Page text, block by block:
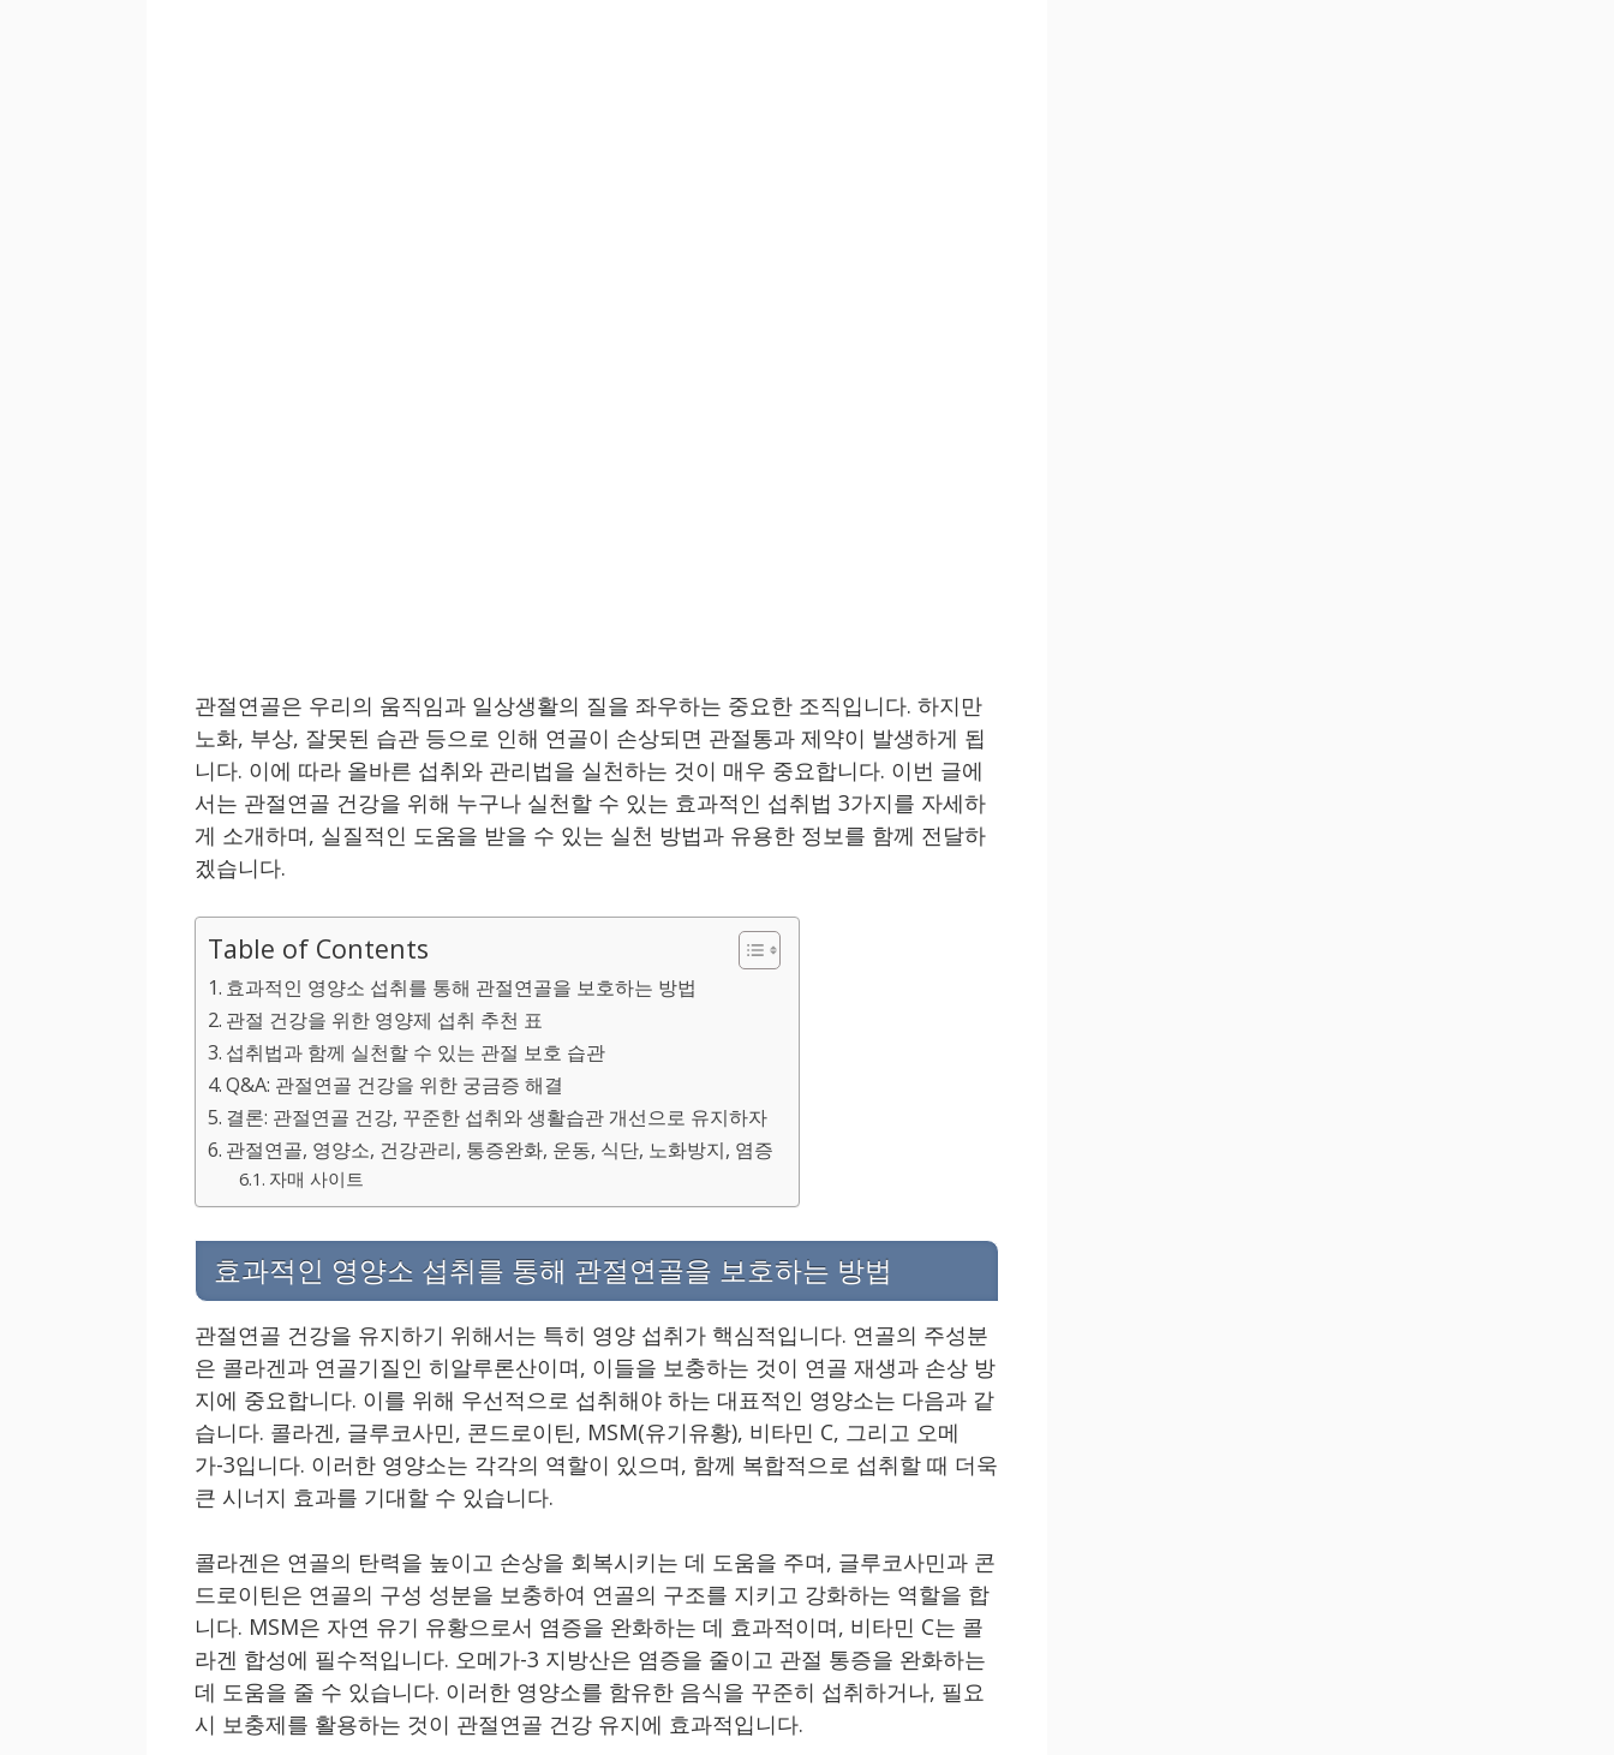
관절연골은 우리의 움직임과 일상생활의 질을 좌우하는 중요한 조직입니다. 하지만
노화, 부상, 잘못된 습관 등으로 인해 연골이 손상되면 관절통과 제약이 발생하게 됩
니다. 이에 따라 올바른 섭취와 관리법을 실천하는 것이 매우 중요합니다. 이번 글에
서는 관절연골 건강을 위해 누구나 실천할 수 있는 효과적인 섭취법 3가지를 자세하
게 소개하며, 실질적인 도움을 받을 수 있는 실천 방법과 유용한 정보를 함께 전달하
겠습니다.
Table of Contents
효과적인 영양소 섭취를 통해 관절연골을 보호하는 방법
관절 건강을 위한 영양제 섭취 추천 표
섭취법과 함께 실천할 수 있는 관절 보호 습관
Q&A: 관절연골 건강을 위한 궁금증 해결
결론: 관절연골 건강, 꾸준한 섭취와 생활습관 개선으로 유지하자
관절연골, 영양소, 건강관리, 통증완화, 운동, 식단, 노화방지, 염증
자매 사이트
효과적인 영양소 섭취를 통해 관절연골을 보호하는 방법
관절연골 건강을 유지하기 위해서는 특히 영양 섭취가 핵심적입니다. 연골의 주성분
은 콜라겐과 연골기질인 히알루론산이며, 이들을 보충하는 것이 연골 재생과 손상 방
지에 중요합니다. 이를 위해 우선적으로 섭취해야 하는 대표적인 영양소는 다음과 같
습니다. 콜라겐, 글루코사민, 콘드로이틴, MSM(유기유황), 비타민 C, 그리고 오메
가-3입니다. 이러한 영양소는 각각의 역할이 있으며, 함께 복합적으로 섭취할 때 더욱
큰 시너지 효과를 기대할 수 있습니다.
콜라겐은 연골의 탄력을 높이고 손상을 회복시키는 데 도움을 주며, 글루코사민과 콘
드로이틴은 연골의 구성 성분을 보충하여 연골의 구조를 지키고 강화하는 역할을 합
니다. MSM은 자연 유기 유황으로서 염증을 완화하는 데 효과적이며, 비타민 C는 콜
라겐 합성에 필수적입니다. 오메가-3 지방산은 염증을 줄이고 관절 통증을 완화하는
데 도움을 줄 수 있습니다. 이러한 영양소를 함유한 음식을 꾸준히 섭취하거나, 필요
시 보충제를 활용하는 것이 관절연골 건강 유지에 효과적입니다.